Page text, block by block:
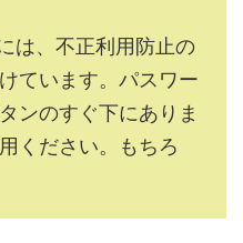
は、不正利用防止の
ています。パスワー
ンのすぐ下にありま
ください。もちろ